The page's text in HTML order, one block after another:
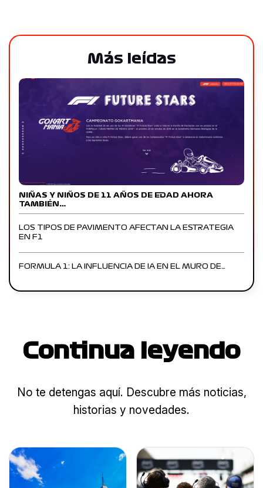
Más leídas
NIÑAS Y NIÑOS DE 11 AÑOS DE EDAD AHORA
TAMBIÉN…
LOS TIPOS DE PAVIMENTO AFECTAN LA ESTRATEGIA
EN F1
FORMULA 1: LA INFLUENCIA DE IA EN EL MURO DE…
Continua leyendo
No te detengas aquí. Descubre más noticias,
historias y novedades.